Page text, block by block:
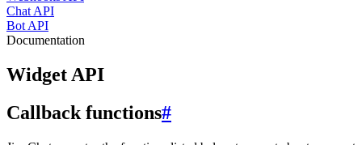
Chat API
Bot API
Documentation
Widget API
Callback functions#